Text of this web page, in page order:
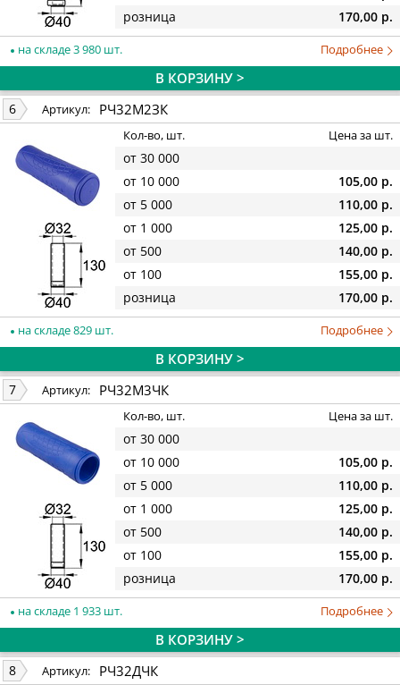
розница
170,00 р.
на складе 3 980 шт. Подробнее
В КОРЗИНУ >
6 Артикул: РЧ32М2ЗК
Кол-во, шт. Цена за шт.
от 30 000
от 10 000
105,00 р.
от 5 000
110,00 р.
от 1 000
125,00 р.
от 500
140,00 р.
от 100
155,00 р.
розница
170,00 р.
на складе 829 шт. Подробнее
В КОРЗИНУ >
7 Артикул: РЧ32М3ЧК
Кол-во, шт. Цена за шт.
от 30 000
от 10 000
105,00 р.
от 5 000
110,00 р.
от 1 000
125,00 р.
от 500
140,00 р.
от 100
155,00 р.
розница
170,00 р.
на складе 1 933 шт. Подробнее
В КОРЗИНУ >
8 Артикул: РЧ32ДЧК